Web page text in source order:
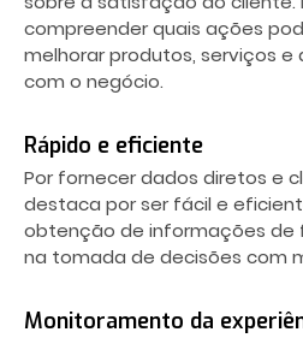
compreender quais ações
melhorar produtos, serviços e
com o negócio.
Rápido e eficiente
Por fornecer dados diretos e
destaca por ser fácil e
obtenção de informações de
na tomada de decisões com
Monitoramento da